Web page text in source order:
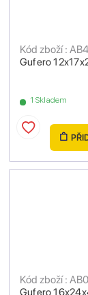
Gufero
Kód zboží :
1 Skladem
Gufero
Kód zboží :